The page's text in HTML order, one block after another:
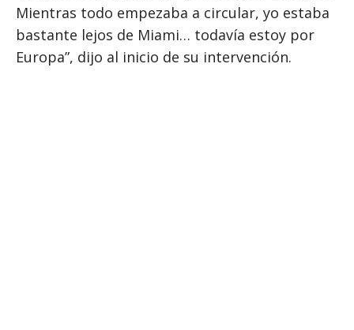
Mientras todo empezaba a circular, yo estaba
bastante lejos de Miami… todavía estoy por
Europa”, dijo al inicio de su intervención.